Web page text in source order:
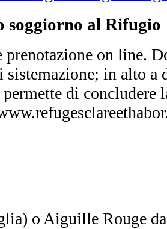
soggiorno al
on line.
sistemazione; in alto a
di concludere
o Aiguille Rouge